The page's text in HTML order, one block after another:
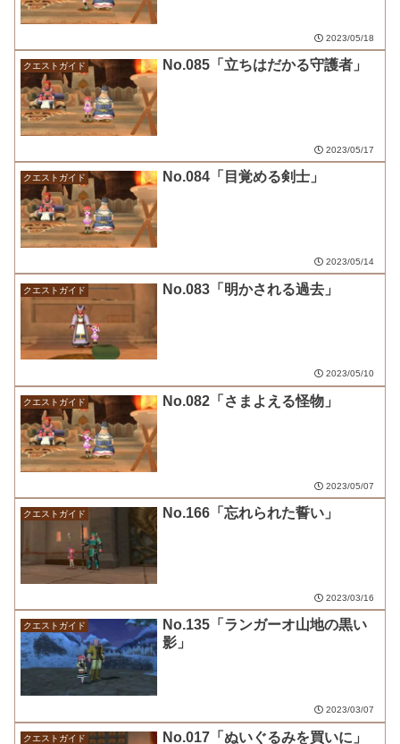
2023/05/18
クエストガイド No.085「立ちはだかる守護者」
2023/05/17
クエストガイド No.084「目覚める剣士」
2023/05/14
クエストガイド No.083「明かされる過去」
2023/05/10
クエストガイド No.082「さまよえる怪物」
2023/05/07
クエストガイド No.166「忘れられた誓い」
2023/03/16
クエストガイド
No.135「ランガーオ山地の黒い
影」
2023/03/07
クエストガイド No.017「ぬいぐるみを買いに」